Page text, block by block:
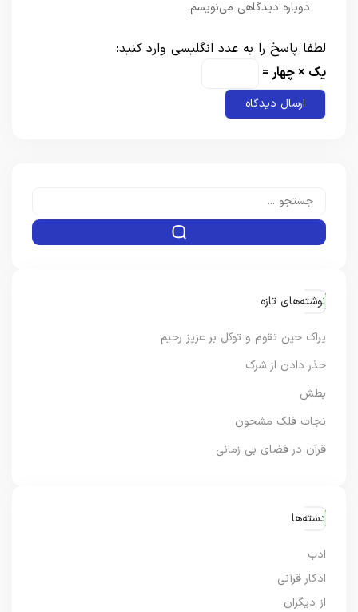
دوباره دیدگاهی می‌نویسم.
لطفا پاسخ را به عدد انگلیسی وارد کنید:
یک × چهار =
نوشته‌های تازه
یراک حین تقوم و توکل بر عزیز رحیم
حذر دادن از شرک
بطش
نجات فلک مشحون
قرآن در فضای بی زمانی
دسته‌ها
ادب
اذکار قرآنی
از دیگران